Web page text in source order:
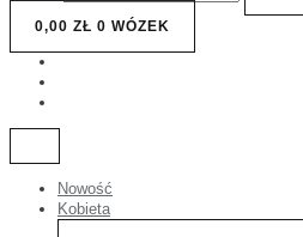
0,00 ZŁ 0 WÓZEK
Nowość
Kobieta